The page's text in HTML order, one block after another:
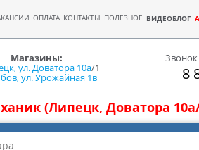
ОПЛАТА КОНТАКТЫ ПОЛЕЗНОЕ ВИДЕОБЛОГ
Магазины:
ул. Доватора 10а/1
ул. Урожайная 1в 8
(Липецк, Доватора